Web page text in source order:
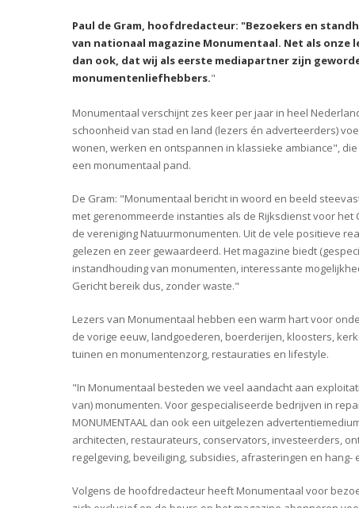
Paul de Gram, hoofdredacteur: "Bezoekers en
van nationaal magazine Monumentaal. Net als
dan ook, dat wij als eerste mediapartner zijn
monumentenliefhebbers."
Monumentaal verschijnt zes keer per jaar in heel
schoonheid van stad en land (lezers én adverteerders)
wonen, werken en ontspannen in klassieke ambiance",
een monumentaal pand.
De Gram: "Monumentaal bericht in woord en beeld
met gerenommeerde instanties als de Rijksdienst voor het
de vereniging Natuurmonumenten. Uit de vele positieve
gelezen en zeer gewaardeerd. Het magazine biedt
instandhouding van monumenten, interessante
Gericht bereik dus, zonder waste."
Lezers van Monumentaal hebben een warm hart voor
de vorige eeuw, landgoederen, boerderijen, kloosters,
tuinen en monumentenzorg, restauraties en lifestyle.
"In Monumentaal besteden we veel aandacht aan
van) monumenten. Voor gespecialiseerde bedrijven in
MONUMENTAAL dan ook een uitgelezen
architecten, restaurateurs, conservators, investeerders,
regelgeving, beveiliging, subsidies, afrasteringen en hang-
Volgens de hoofdredacteur heeft Monumentaal voor